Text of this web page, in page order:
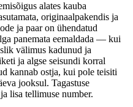
alates kauba
originaalpakendis ja
ja paar on ühendatud
panemata eemaldada — kui
välimus kadunud ja
ja algse seisundi korral
kannab ostja, kui pole teisiti
jooksul. Tagastuse
lisa tellimuse number.